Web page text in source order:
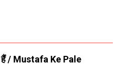
हैं / Mustafa Ke Pale